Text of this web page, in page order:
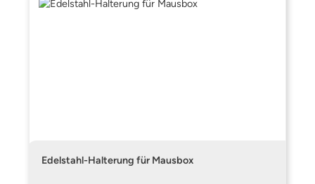
Edelstahl-Halterung für Mausbox